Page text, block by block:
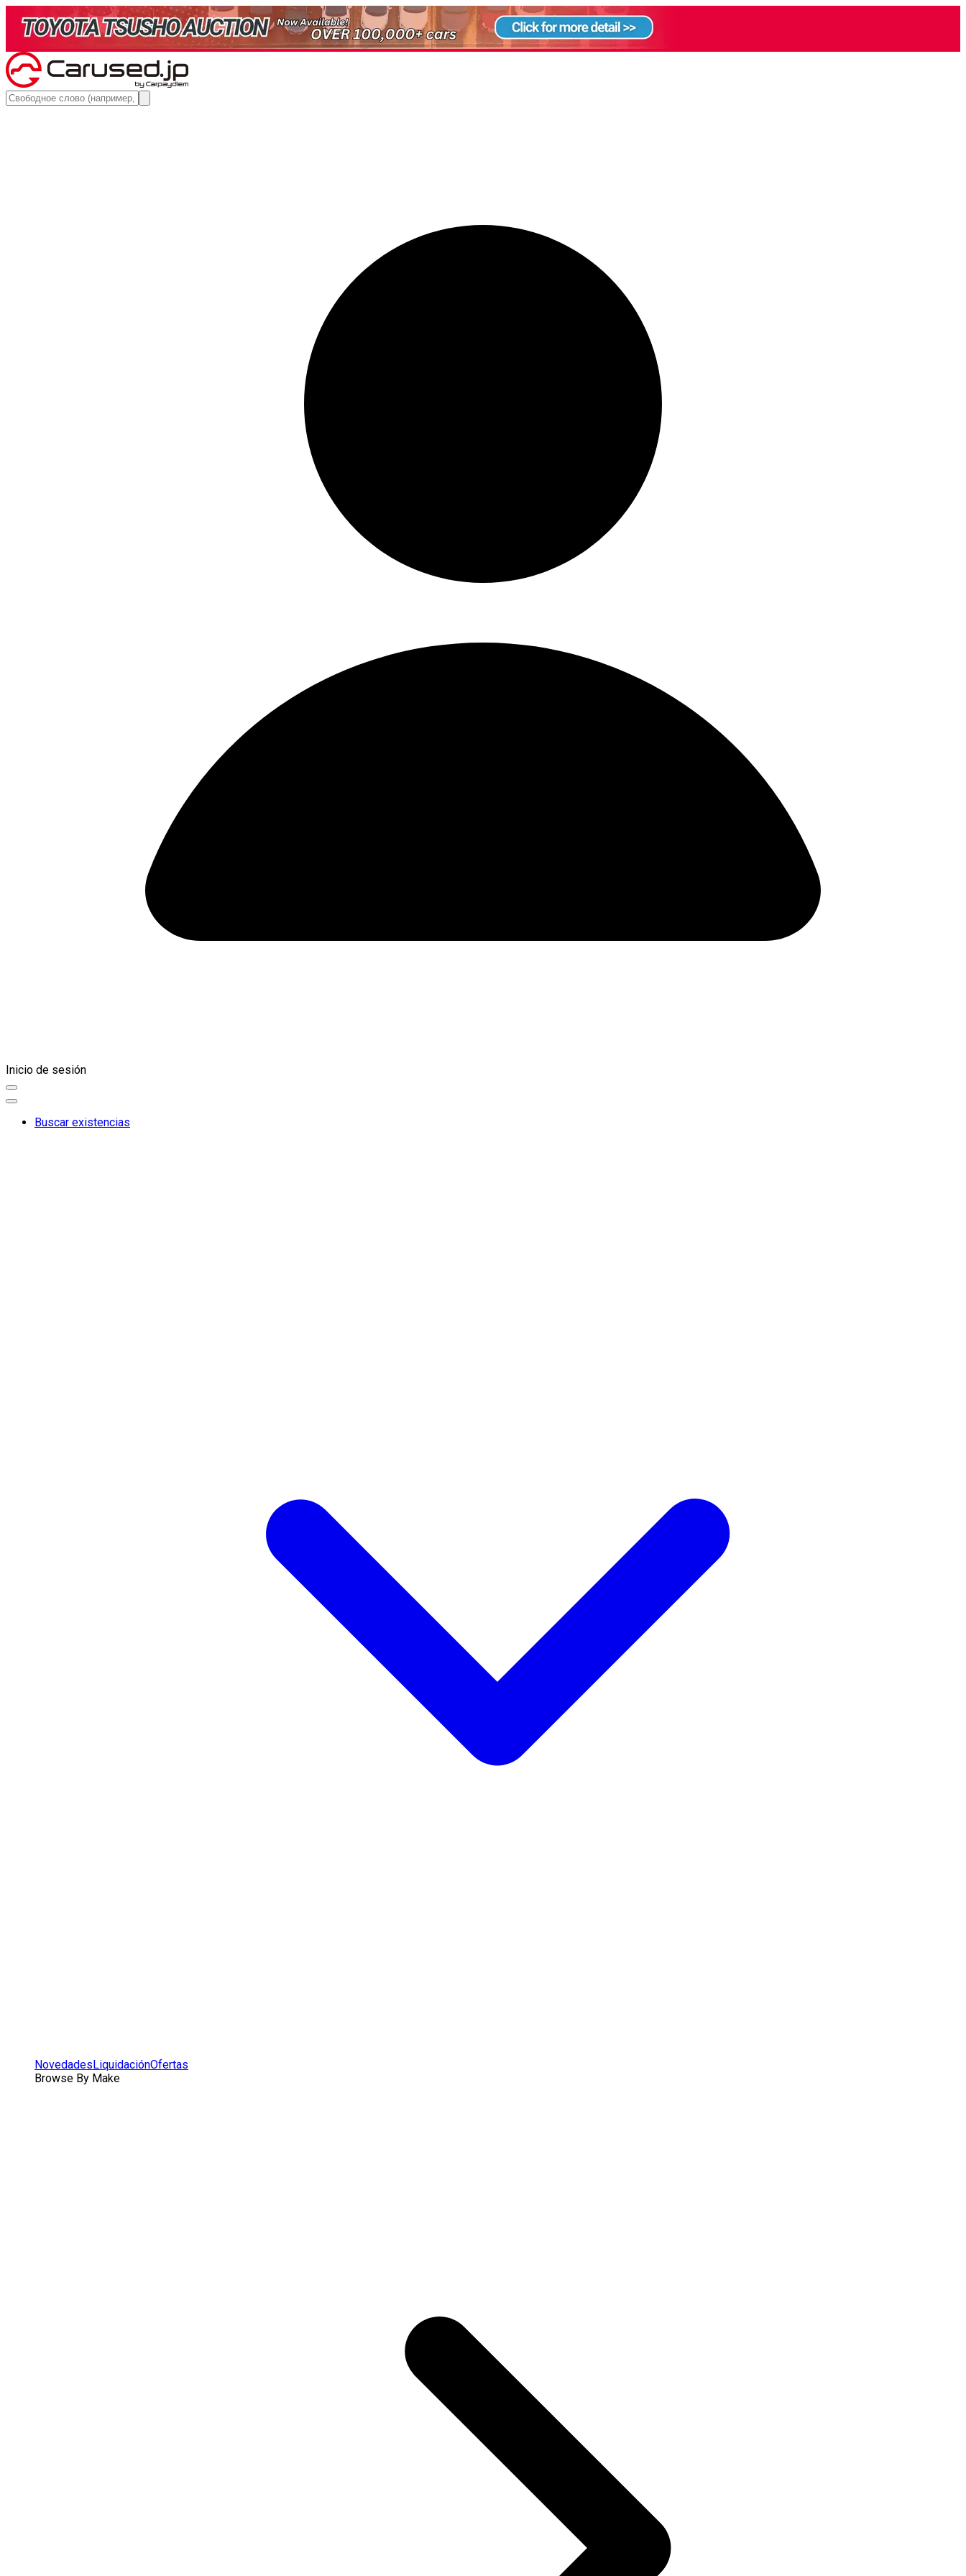
Inicio de sesión
Buscar existencias
NovedadesLiquidaciónOfertas
Browse By Make